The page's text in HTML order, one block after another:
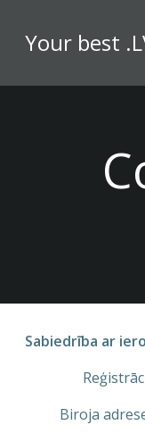
Your best
Sabiedrība ar
Biroja